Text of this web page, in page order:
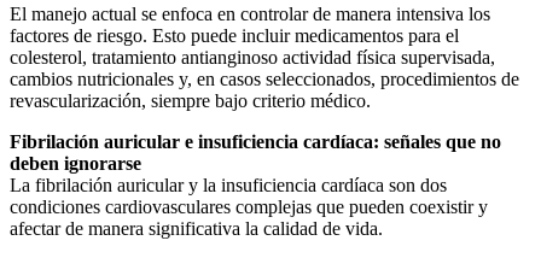
El manejo actual se enfoca en controlar de manera intensiva los
factores de riesgo. Esto puede incluir medicamentos para el
colesterol, tratamiento antianginoso actividad física supervisada,
cambios nutricionales y, en casos seleccionados, procedimientos de
revascularización, siempre bajo criterio médico.
Fibrilación auricular e insuficiencia cardíaca: señales que no
deben ignorarse
La fibrilación auricular y la insuficiencia cardíaca son dos
condiciones cardiovasculares complejas que pueden coexistir y
afectar de manera significativa la calidad de vida.